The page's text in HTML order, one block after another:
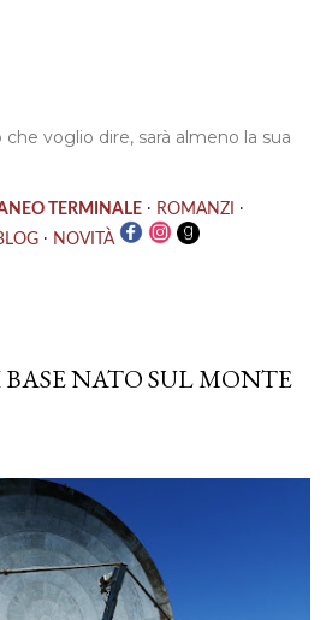
voglio dire, sarà almeno la sua
TERMINALE · ROMANZI ·
· NOVITÀ
NATO SUL MONTE